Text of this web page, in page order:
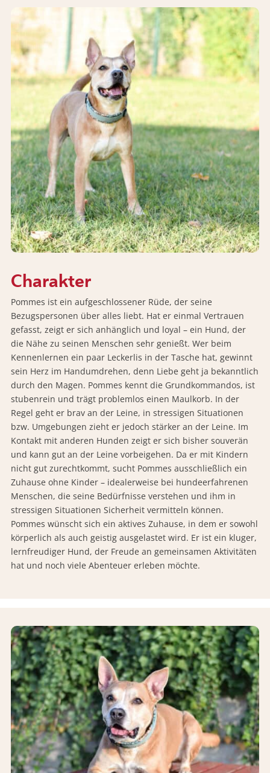
Charakter
Pommes ist ein aufgeschlossener Rüde, der seine
Bezugspersonen über alles liebt. Hat er einmal Vertrauen
gefasst, zeigt er sich anhänglich und loyal – ein Hund, der
die Nähe zu seinen Menschen sehr genießt. Wer beim
Kennenlernen ein paar Leckerlis in der Tasche hat, gewinnt
sein Herz im Handumdrehen, denn Liebe geht ja bekanntlich
durch den Magen. Pommes kennt die Grundkommandos, ist
stubenrein und trägt problemlos einen Maulkorb. In der
Regel geht er brav an der Leine, in stressigen Situationen
bzw. Umgebungen zieht er jedoch stärker an der Leine. Im
Kontakt mit anderen Hunden zeigt er sich bisher souverän
und kann gut an der Leine vorbeigehen. Da er mit Kindern
nicht gut zurechtkommt, sucht Pommes ausschließlich ein
Zuhause ohne Kinder – idealerweise bei hundeerfahrenen
Menschen, die seine Bedürfnisse verstehen und ihm in
stressigen Situationen Sicherheit vermitteln können.
Pommes wünscht sich ein aktives Zuhause, in dem er sowohl
körperlich als auch geistig ausgelastet wird. Er ist ein kluger,
lernfreudiger Hund, der Freude an gemeinsamen Aktivitäten
hat und noch viele Abenteuer erleben möchte.